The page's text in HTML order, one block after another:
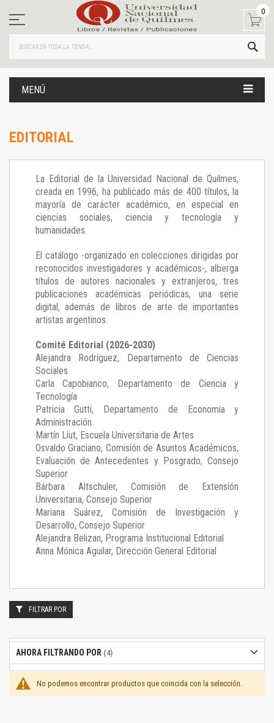
contenido
0
MENÚ
EDITORIAL
La Editorial de la Universidad Nacional de Quilmes,
creada en 1996, ha publicado más de 400 títulos, la
mayoría de carácter académico, en especial en
ciencias sociales, ciencia y tecnología y
humanidades.
El catálogo -organizado en colecciones dirigidas por
reconocidos investigadores y académicos-, alberga
títulos de autores nacionales y extranjeros, tres
publicaciones académicas periódicas, una serie
digital, además de libros de arte de importantes
artistas argentinos.
Comité Editorial (2026-2030)
Alejandra Rodríguez, Departamento de Ciencias
Sociales
Carla Capobianco, Departamento de Ciencia y
Tecnología
Patricia Gutti, Departamento de Economía y
Administración
Martín Liut, Escuela Universitaria de Artes
Osvaldo Graciano, Comisión de Asuntos Académicos,
Evaluación de Antecedentes y Posgrado, Consejo
Superior
Bárbara Altschuler, Comisión de Extensión
Universitaria, Consejo Superior
Mariana Suárez, Comisión de Investigación y
Desarrollo, Consejo Superior
Alejandra Belizan, Programa Institucional Editorial
Anna Mónica Aguilar, Dirección General Editorial
No podemos encontrar productos que coincida con la selección.
FILTRAR POR
AHORA FILTRANDO POR